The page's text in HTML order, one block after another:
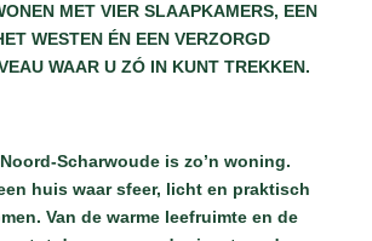
MET VIER SLAAPKAMERS, EEN
WESTEN ÉN EEN VERZORGD
WAAR U ZÓ IN KUNT TREKKEN.
Scharwoude is zo’n woning.
huis waar sfeer, licht en praktisch
Van de warme leefruimte en de